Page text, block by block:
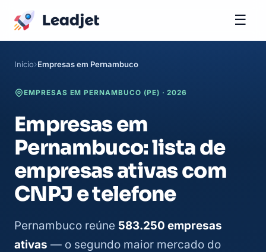
☰
Início Empresas em Pernambuco
EMPRESAS EM PERNAMBUCO (PE) · 2026
Empresas em
Pernambuco: lista de
empresas ativas com
CNPJ e telefone
Pernambuco reúne 583.250 empresas
ativas — o segundo maior mercado do